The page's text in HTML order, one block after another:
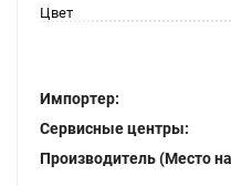
Цвет
Импортер:
Сервисные центры:
Производитель (Место